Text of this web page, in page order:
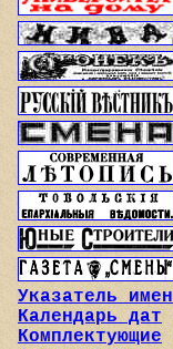
Указатель имен
Календарь дат
Комплектующие